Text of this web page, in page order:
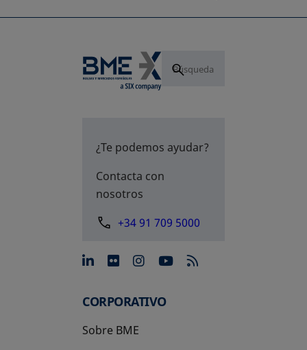
¿Te podemos ayudar?
Contacta con
nosotros
+34 91 709 5000
se abre en una pestaña
se abre en una pestaña
se abre en una
se abre en una
CORPORATIVO
Sobre BME